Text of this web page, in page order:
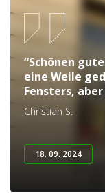
“Schönen
eine Weile
Fensters,
Christian S.
18. 09. 2024